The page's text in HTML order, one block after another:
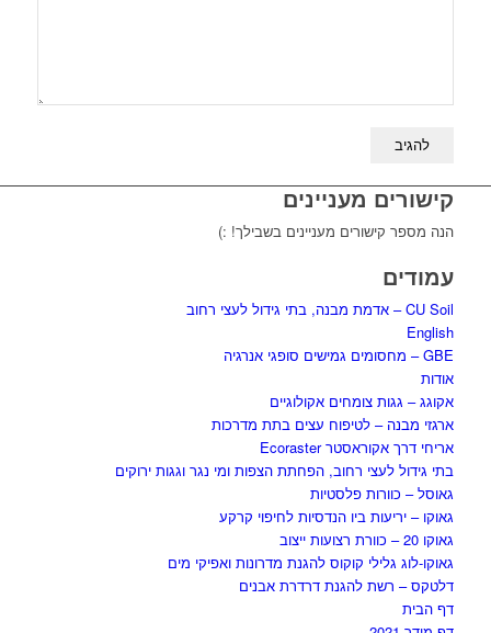
קישורים מעניינים
הנה מספר קישורים מעניינים בשבילך! :)
עמודים
CU Soil – אדמת מבנה, בתי גידול לעצי רחוב
English
GBE – מחסומים גמישים סופגי אנרגיה
אודות
אקוגג – גגות צומחים אקולוגיים
ארגזי מבנה – לטיפוח עצים בתת מדרכות
אריחי דרך אקוראסטר Ecoraster
בתי גידול לעצי רחוב, הפחתת הצפות ומי נגר וגגות ירוקים
גאוסל – כוורות פלסטיות
גאוקו – יריעות ביו הנדסיות לחיפוי קרקע
גאוקו 20 – כוורת רצועות ייצוב
גאוקו-לוג גלילי קוקוס להגנת מדרונות ואפיקי מים
דלטקס – רשת להגנת דרדרת אבנים
דף הבית